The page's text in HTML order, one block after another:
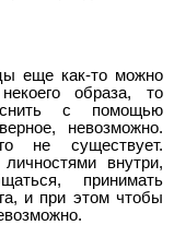
еще как-то можно
образа, то
с помощью
невозможно.
не существует.
внутри,
принимать
и при этом чтобы